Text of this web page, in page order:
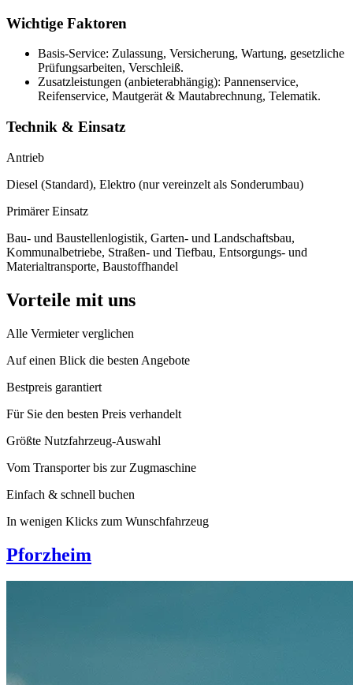
Wichtige Faktoren
Basis-Service: Zulassung, Versicherung, Wartung, gesetzliche
Prüfungsarbeiten, Verschleiß.
Zusatzleistungen (anbieterabhängig): Pannenservice,
Reifenservice, Mautgerät & Mautabrechnung, Telematik.
Technik & Einsatz
Antrieb
Diesel (Standard), Elektro (nur vereinzelt als Sonderumbau)
Primärer Einsatz
Bau- und Baustellenlogistik, Garten- und Landschaftsbau,
Kommunalbetriebe, Straßen- und Tiefbau, Entsorgungs- und
Materialtransporte, Baustoffhandel
Vorteile mit uns
Alle Vermieter verglichen
Auf einen Blick die besten Angebote
Bestpreis garantiert
Für Sie den besten Preis verhandelt
Größte Nutzfahrzeug-Auswahl
Vom Transporter bis zur Zugmaschine
Einfach & schnell buchen
In wenigen Klicks zum Wunschfahrzeug
Pforzheim